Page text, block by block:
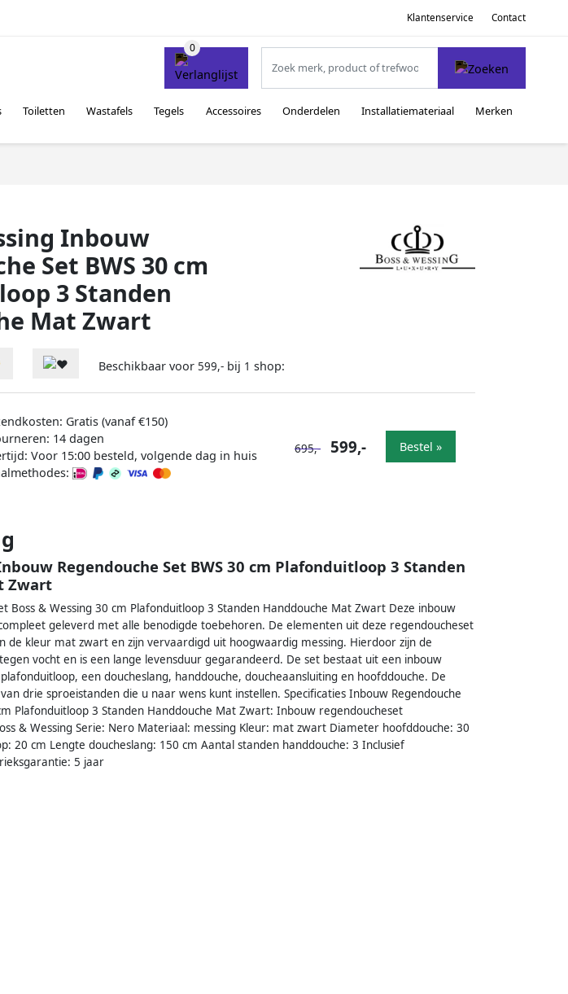
Klantenservice Contact
Toiletten Wastafels Tegels Accessoires Onderdelen Installatiemateriaal Merken
Inbouw
Set BWS 30 cm
3 Standen
Mat Zwart
Beschikbaar voor 599,- bij 1 shop:
Gratis (vanaf €150)
14 dagen
Voor 15:00 besteld, volgende dag in huis
695,- 599,- Bestel »
Regendouche Set BWS 30 cm Plafonduitloop 3 Standen
Zwart
Boss & Wessing 30 cm Plafonduitloop 3 Standen Handdouche Mat Zwart Deze inbouw
geleverd met alle benodigde toebehoren. De elementen uit deze regendoucheset
de kleur mat zwart en zijn vervaardigd uit hoogwaardig messing. Hierdoor zijn de
vocht en is een lange levensduur gegarandeerd. De set bestaat uit een inbouw
een doucheslang, handdouche, doucheaansluiting en hoofddouche. De
drie sproeistanden die u naar wens kunt instellen. Specificaties Inbouw Regendouche
Plafonduitloop 3 Standen Handdouche Mat Zwart: Inbouw regendoucheset
& Wessing Serie: Nero Materiaal: messing Kleur: mat zwart Diameter hoofddouche: 30
20 cm Lengte doucheslang: 150 cm Aantal standen handdouche: 3 Inclusief
5 jaar